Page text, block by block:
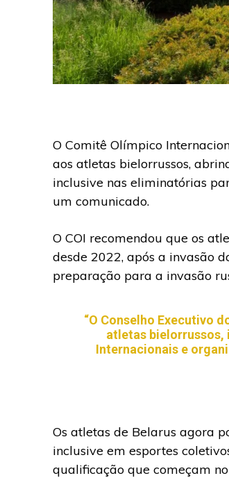
O Comitê Olímpico
aos atletas bielorrussos,
inclusive nas eliminatórias
um comunicado.
O COI recomendou que os
desde 2022, após a invasão
preparação para a invasão
“O Conselho Executivo
atletas bielorrussos,
Internacionais e
Os atletas de Belarus agora
inclusive em esportes
qualificação que começam